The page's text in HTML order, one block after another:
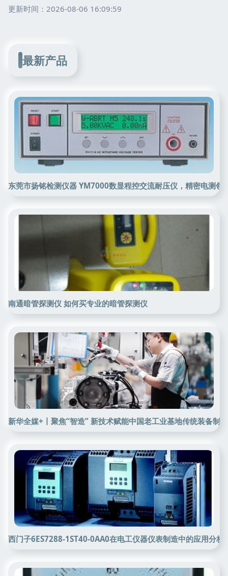
更新时间：2026-08-06 16:09:59
最新产品
东莞市扬铭检测仪器 YM7000数显程控交流耐压仪，精密电测领
南通暗管探测仪 如何买专业的暗管探测仪
新华全媒+丨聚焦“智造” 新技术赋能中国老工业基地传统装备
西门子6ES7288-1ST40-0AA0在电工仪器仪表制造中的应用分析